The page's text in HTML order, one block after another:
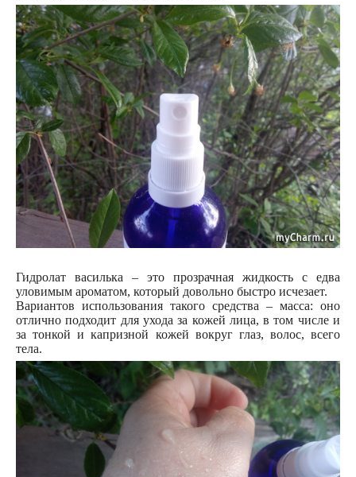
Гидролат василька – это прозрачная жидкость с едва
уловимым ароматом, который довольно быстро исчезает.
Вариантов использования такого средства – масса: оно
отлично подходит для ухода за кожей лица, в том числе и
за тонкой и капризной кожей вокруг глаз, волос, всего
тела.